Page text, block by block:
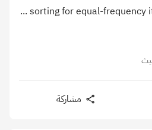
sorting for equal-frequency
مشاركة